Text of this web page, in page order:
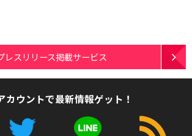
レスリリース掲載サービス
カウントで最新情報ゲット！